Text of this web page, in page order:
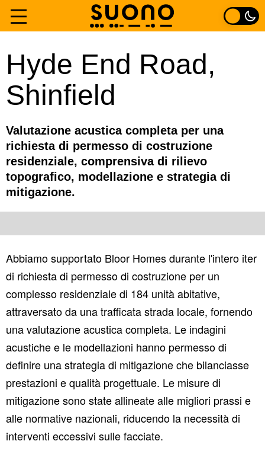
Home
Fibre
Di
Contatto
contenuto
Hyde End Road,
Shinfield
Valutazione acustica completa per una
richiesta di permesso di costruzione
residenziale, comprensiva di rilievo
topografico, modellazione e strategia di
mitigazione.
Abbiamo supportato Bloor Homes durante l'intero iter
di richiesta di permesso di costruzione per un
complesso residenziale di 184 unità abitative,
attraversato da una trafficata strada locale, fornendo
una valutazione acustica completa. Le indagini
acustiche e le modellazioni hanno permesso di
definire una strategia di mitigazione che bilanciasse
prestazioni e qualità progettuale. Le misure di
mitigazione sono state allineate alle migliori prassi e
alle normative nazionali, riducendo la necessità di
interventi eccessivi sulle facciate.